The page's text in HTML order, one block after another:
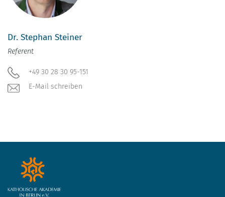
Dr. Stephan Steiner
Referent
+49 30 28 30 95-151
E-Mail schreiben